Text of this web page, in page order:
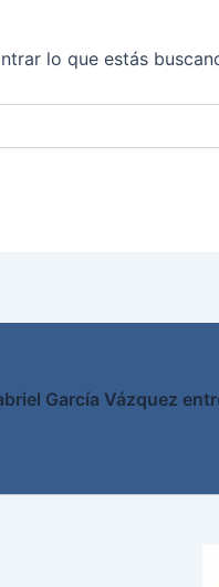
lo que estás
García Vázquez